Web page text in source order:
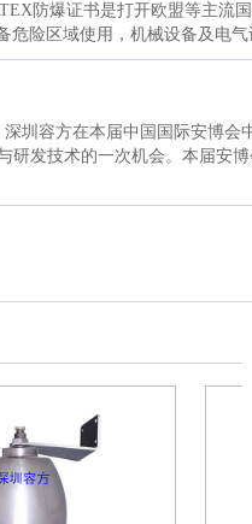
防爆证书是打开欧盟等主流
危险区域使用，机械设备及电
圳容方在本届中国国际安博会
研发技术的一次机会。本届安